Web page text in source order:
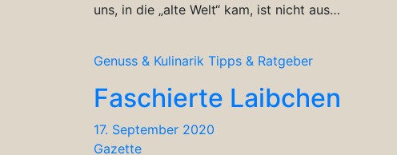
uns, in die „alte Welt“ kam, ist nicht aus…
Genuss & Kulinarik Tipps & Ratgeber
Faschierte Laibchen
17. September 2020
Gazette